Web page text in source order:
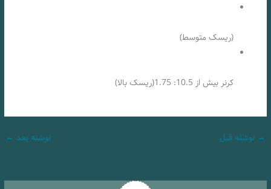
(ریسک متوسط)
کرنر بیش از 10.5: 1.75(ریسک بالا)
→ نوشته قبل نوشته بعد ←